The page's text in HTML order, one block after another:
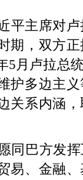
平主席对
期，双方
5月卢拉总
护多边主
关系内涵
同巴方发
易、金融